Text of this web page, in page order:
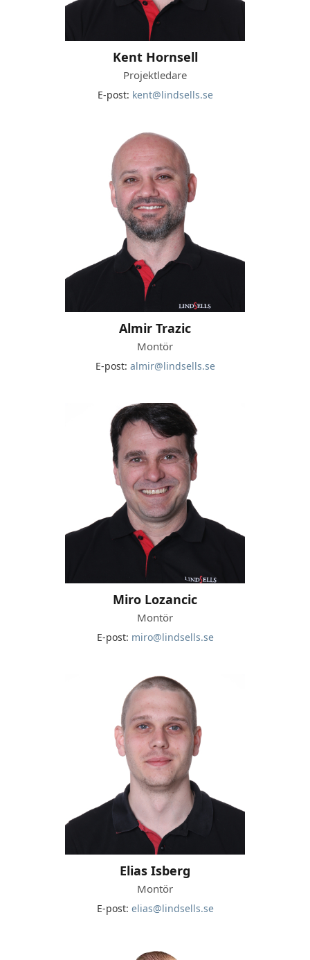
Kent Hornsell
Projektledare
E-post: kent@lindsells.se
Almir Trazic
Montör
E-post: almir@lindsells.se
Miro Lozancic
Montör
E-post: miro@lindsells.se
Elias Isberg
Montör
E-post: elias@lindsells.se